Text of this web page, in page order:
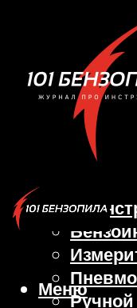
Виды
Ручной
Меню